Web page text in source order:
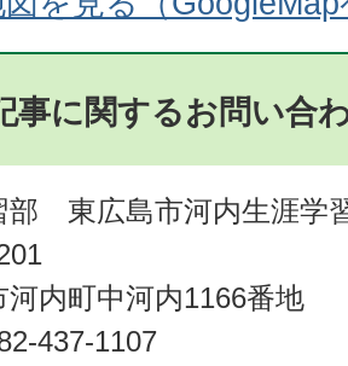
事に関するお問い合
部 東広島市河内生涯学
河内町中河内1166番地
437-1107